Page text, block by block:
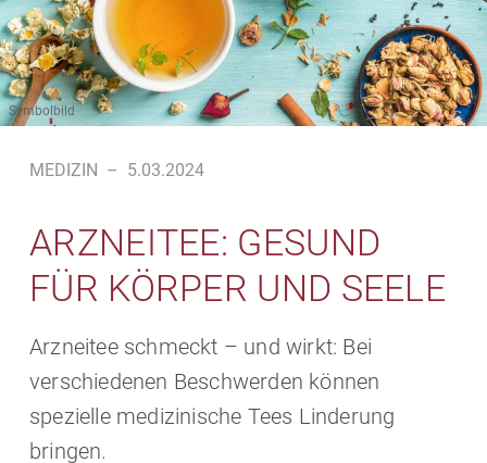
Symbolbild
MEDIZIN – 5.03.2024
ARZNEITEE: GESUND
FÜR KÖRPER UND SEELE
Arzneitee schmeckt – und wirkt: Bei
verschiedenen Beschwerden können
spezielle medizinische Tees Linderung
bringen.